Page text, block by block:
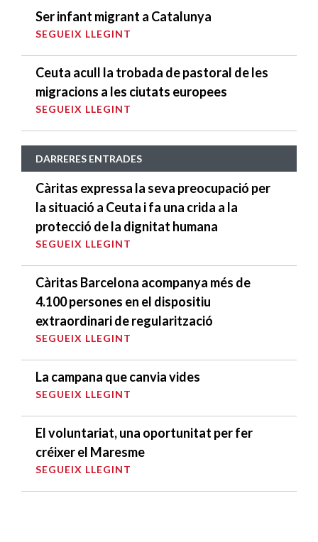
Ser infant migrant a Catalunya
SEGUEIX LLEGINT
Ceuta acull la trobada de pastoral de les
migracions a les ciutats europees
SEGUEIX LLEGINT
DARRERES ENTRADES
Càritas expressa la seva preocupació per
la situació a Ceuta i fa una crida a la
protecció de la dignitat humana
SEGUEIX LLEGINT
Càritas Barcelona acompanya més de
4.100 persones en el dispositiu
extraordinari de regularització
SEGUEIX LLEGINT
La campana que canvia vides
SEGUEIX LLEGINT
El voluntariat, una oportunitat per fer
créixer el Maresme
SEGUEIX LLEGINT